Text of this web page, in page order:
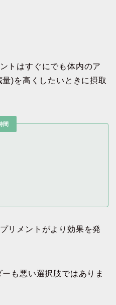
トはすぐにでも体内のア
)を高くしたいときに摂取
間
リメントがより効果を発
も悪い選択肢ではありま